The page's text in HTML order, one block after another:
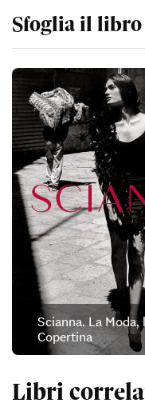
Sfoglia il libro
Scianna. La Moda,
Copertina
Libri